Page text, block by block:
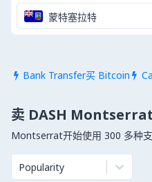
蒙特塞拉特
 Bank Transfer买 Bitcoin 
卖 DASH
Montserrat开始使用 300 多种
Popularity